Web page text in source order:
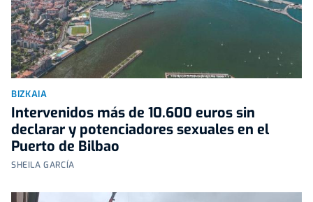
BIZKAIA
Intervenidos más de 10.600 euros sin
declarar y potenciadores sexuales en el
Puerto de Bilbao
SHEILA GARCÍA